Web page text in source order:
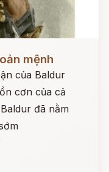
mệnh
của Baldur
cơn của cả
đã nằm